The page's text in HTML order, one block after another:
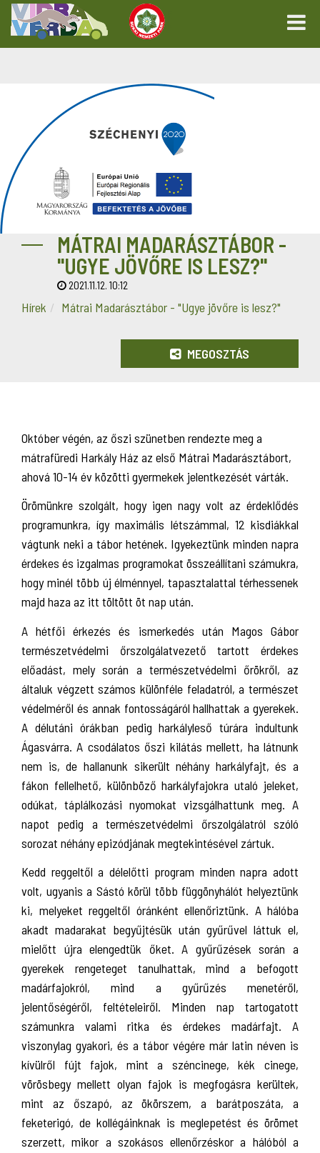
MÁTRAI MADARÁSZTÁBOR -
"UGYE JÖVŐRE IS LESZ?"
2021.11.12. 10:12
Hírek Mátrai Madarásztábor - "Ugye jövőre is lesz?"
MEGOSZTÁS
Október végén, az őszi szünetben rendezte meg a
mátrafüredi Harkály Ház az első Mátrai Madarásztábort,
ahová 10-14 év közötti gyermekek jelentkezését várták.
Örömünkre szolgált, hogy igen nagy volt az érdeklődés
programunkra, így maximális létszámmal, 12 kisdiákkal
vágtunk neki a tábor hetének. Igyekeztünk minden napra
érdekes és izgalmas programokat összeállítani számukra,
hogy minél több új élménnyel, tapasztalattal térhessenek
majd haza az itt töltött öt nap után.
A hétfői érkezés és ismerkedés után Magos Gábor
természetvédelmi őrszolgálatvezető tartott érdekes
előadást, mely során a természetvédelmi őrökről, az
általuk végzett számos különféle feladatról, a természet
védelméről és annak fontosságáról hallhattak a gyerekek.
A délutáni órákban pedig harkályleső túrára indultunk
Ágasvárra. A csodálatos őszi kilátás mellett, ha látnunk
nem is, de hallanunk sikerült néhány harkályfajt, és a
fákon fellelhető, különböző harkályfajokra utaló jeleket,
odúkat, táplálkozási nyomokat vizsgálhattunk meg. A
napot pedig a természetvédelmi őrszolgálatról szóló
sorozat néhány epizódjának megtekintésével zártuk.
Kedd reggeltől a délelőtti program minden napra adott
volt, ugyanis a Sástó körül több függönyhálót helyeztünk
ki, melyeket reggeltől óránként ellenőriztünk. A hálóba
akadt madarakat begyűjtésük után gyűrűvel láttuk el,
mielőtt újra elengedtük őket. A gyűrűzések során a
gyerekek rengeteget tanulhattak, mind a befogott
madárfajokról, mind a gyűrűzés menetéről,
jelentőségéről, feltételeiről. Minden nap tartogatott
számunkra valami ritka és érdekes madárfajt. A
viszonylag gyakori, és a tábor végére már latin néven is
kívülről fújt fajok, mint a széncinege, kék cinege,
vörösbegy mellett olyan fajok is megfogásra kerültek,
mint az őszapó, az ökörszem, a barátposzáta, a
feketerigó, de kollégáinknak is meglepetést és örömet
szerzett, mikor a szokásos ellenőrzéskor a hálóból a